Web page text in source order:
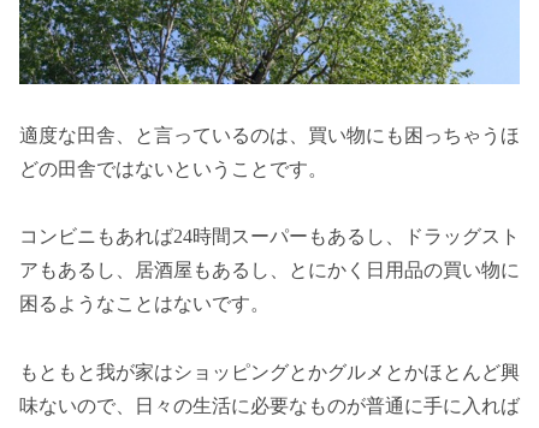
適度な田舎、と言っているのは、買い物にも困っちゃうほ
どの田舎ではないということです。
コンビニもあれば24時間スーパーもあるし、ドラッグスト
アもあるし、居酒屋もあるし、とにかく日用品の買い物に
困るようなことはないです。
もともと我が家はショッピングとかグルメとかほとんど興
味ないので、日々の生活に必要なものが普通に手に入れば